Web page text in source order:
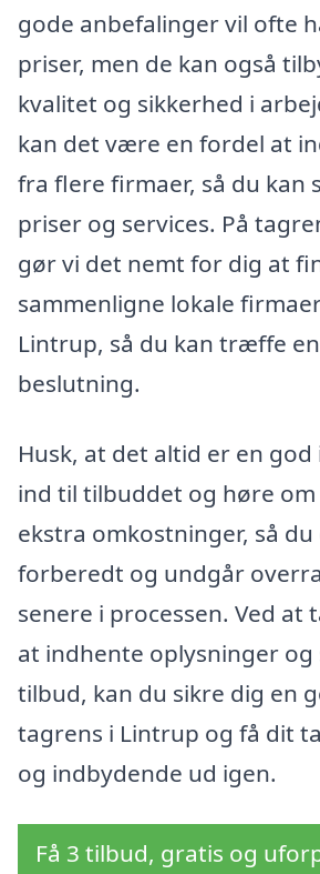
gode anbefalinger vil ofte
priser, men de kan også
kvalitet og sikkerhed i
kan det være en fordel at
fra flere firmaer, så du kan
priser og services. På
gør vi det nemt for dig at
sammenligne lokale
Lintrup, så du kan træffe
beslutning.
Husk, at det altid er en
ind til tilbuddet og høre
ekstra omkostninger, så
forberedt og undgår
senere i processen. Ved at
at indhente oplysninger og
tilbud, kan du sikre dig en
tagrens i Lintrup og få dit
og indbydende ud igen.
Få 3 tilbud, gratis og